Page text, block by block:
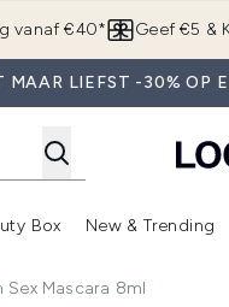
vanaf €40* Geef €5 &
MAAR LIEFST -30% OP
Enter submenu (Sale) Enter submenu (Merken)
Box
Enter
New & Trending
Sex Mascara 8ml